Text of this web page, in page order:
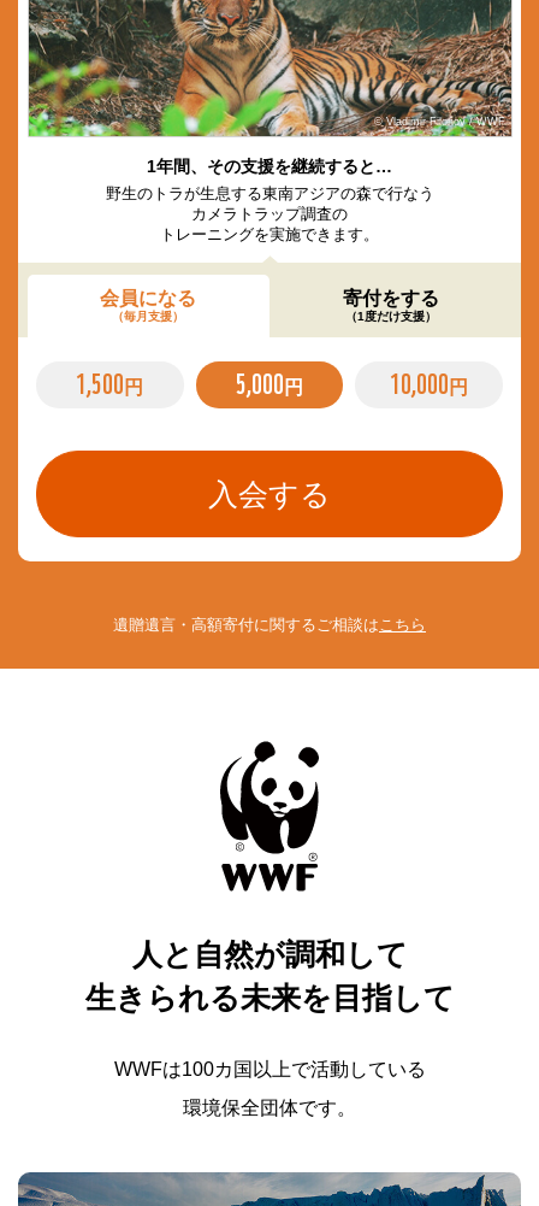
© Vladimir Filonov / WWF
1年間、その支援を継続すると…
野生のトラが生息する東南アジアの森で行なう
カメラトラップ調査の
トレーニングを実施できます。
会員になる
（毎月支援）
寄付をする
（1度だけ支援）
1,500 円 5,000 円 10,000 円
遺贈遺言・高額寄付に関するご相談はこちら
人と自然が調和して
生きられる未来を目指して
WWFは100カ国以上で活動している
環境保全団体です。